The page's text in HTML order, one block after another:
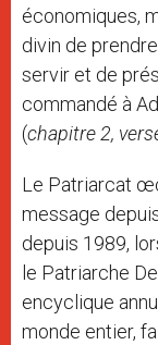
économiques,
divin de
servir et de
commandé à
(chapitre 2,
Le Patriarcat
message
depuis 1989,
le Patriarche
encyclique
monde entier,